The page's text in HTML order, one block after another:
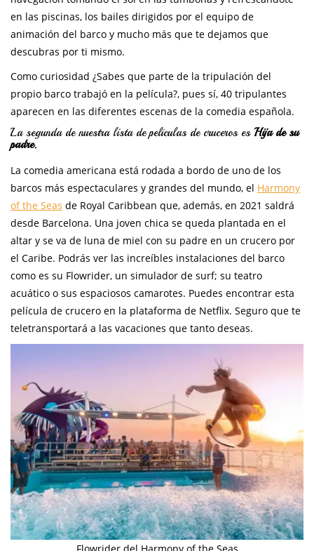
en las piscinas, los bailes dirigidos por el equipo de
animación del barco y mucho más que te dejamos que
descubras por ti mismo.
Como curiosidad ¿Sabes que parte de la tripulación del
propio barco trabajó en la película?, pues sí, 40 tripulantes
aparecen en las diferentes escenas de la comedia española.
La segunda de nuestra lista de películas de cruceros es Hija de su
padre.
La comedia americana está rodada a bordo de uno de los
barcos más espectaculares y grandes del mundo, el Harmony
of the Seas de Royal Caribbean que, además, en 2021 saldrá
desde Barcelona. Una joven chica se queda plantada en el
altar y se va de luna de miel con su padre en un crucero por
el Caribe. Podrás ver las increíbles instalaciones del barco
como es su Flowrider, un simulador de surf; su teatro
acuático o sus espaciosos camarotes. Puedes encontrar esta
película de crucero en la plataforma de Netflix. Seguro que te
teletransportará a las vacaciones que tanto deseas.